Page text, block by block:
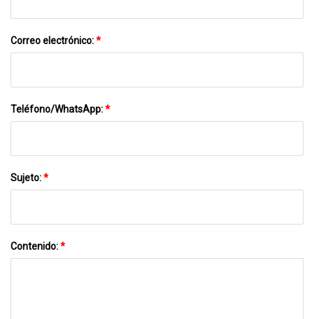
Correo electrónico:*
Teléfono/WhatsApp:*
Sujeto:*
Contenido:*